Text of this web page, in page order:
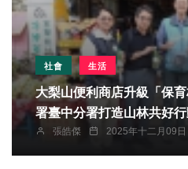
社會 生活
大梨山便利商店升級「保
署臺中分署打造山林共好
張皓傑 2025年十二月09日